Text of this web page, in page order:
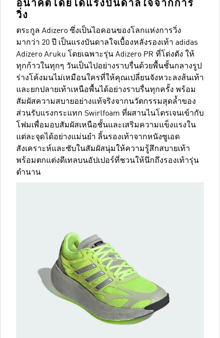
อนาคตโดยได้แรงบันดาลใจจากการ
วิ่ง
ตระกูล Adizero ซึ่งเป็นไอคอนของโลกแห่งการวิ่ง
มากว่า 20 ปี เป็นแรงบันดาลใจเบื้องหลังรองเท้า adidas
Adizero Aruku โดยเฉพาะรุ่น Adizero PR ที่โด่งดัง ให้
ทุกก้าวในทุกๆ วันเป็นไปอย่างราบรื่นด้วยพื้นชั้นกลางรูป
ร่างโค้งมนไม่เหมือนใครที่ให้คุณเปลี่ยนจังหวะลงส้นเท้า
และยกปลายเท้าเหนือพื้นได้อย่างราบรื่นทุกครั้ง พร้อม
สัมผัสความสบายอย่างแท้จริงจากนวัตกรรมสุดล้ำของ
ส่วนรับแรงกระแทก Swirlfoam ที่ผสานไนโตรเจนเข้ากับ
โฟมเพื่อมอบสัมผัสเหนือชั้นและเสริมความแข็งแรงใน
แต่ละจุดได้อย่างแม่นยำ ลิ้นรองเท้าจากหนังซูเอด
สังเคราะห์และซับในสัมผัสนุ่มให้ความรู้สึกสบายเท้า
พร้อมตกแต่งดีเทลบนอัปเปอร์ที่ชวนให้นึกถึงรองเท้ารุ่น
ตำนาน